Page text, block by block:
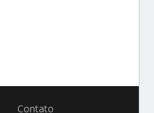
Contato